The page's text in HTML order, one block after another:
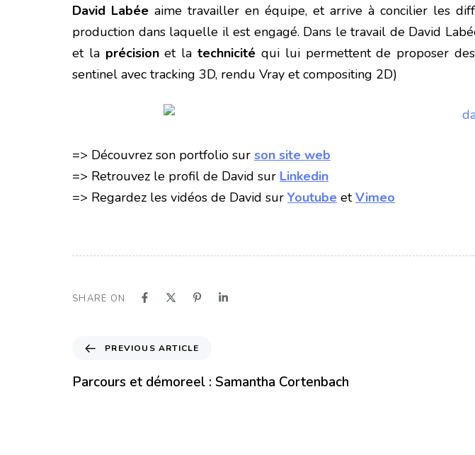
David Labée aime travailler en équipe, et arrive à concilier les
production dans laquelle il est engagé. Dans le travail de David
et la précisionet latechnicité qui lui permettent de proposer des
sentinel avec tracking 3D, rendu Vray et compositing 2D)
=> Découvrez son portfolio sur son site web
=> Retrouvez le profil de David sur Linkedin
=> Regardez les vidéos de David sur Youtube etVimeo
SHARE ON
PREVIOUS ARTICLE
Parcours et démoreel : Samantha Cortenbach